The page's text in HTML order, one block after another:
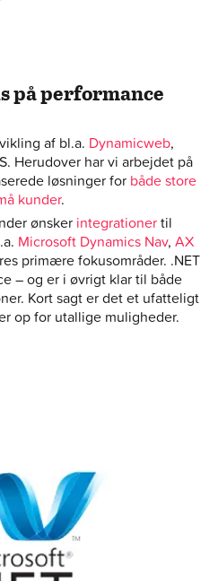
på performance
af bl.a. Dynamicweb,
Herudover har vi arbejdet på
løsninger for både store
kunder.
ønsker integrationertil
Microsoft Dynamics Nav, AX
primære fokusområder. .NET
– og er i øvrigt klar til både
Kort sagt er det et ufatteligt
op for utallige muligheder.